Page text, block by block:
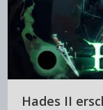
Hades II